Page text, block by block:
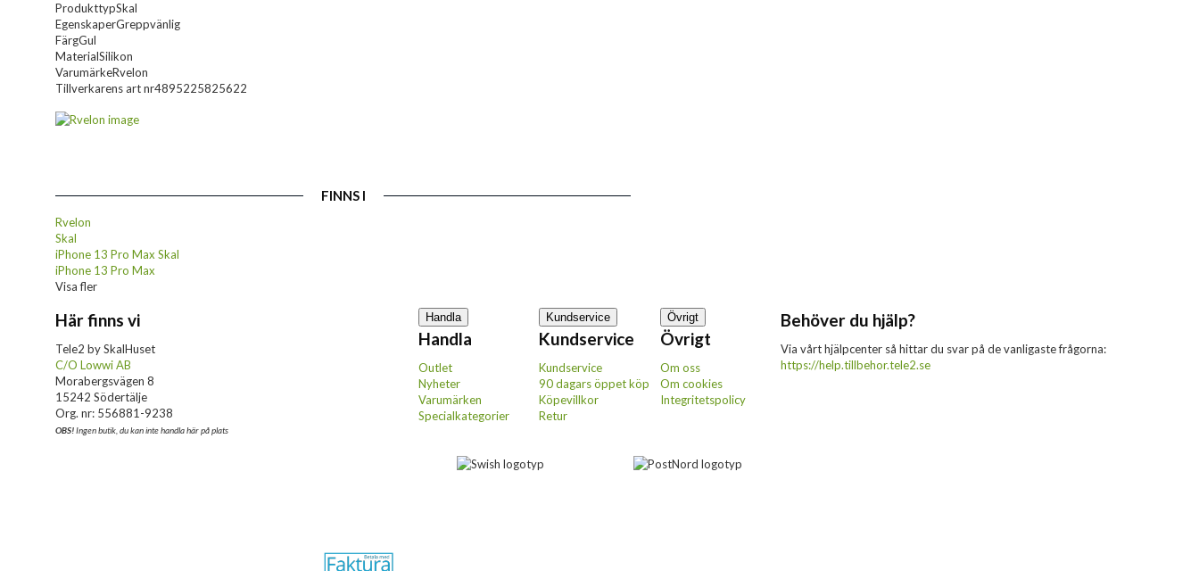
ProdukttypSkal
EgenskaperGreppvänlig
FärgGul
MaterialSilikon
VarumärkeRvelon
Tillverkarens art nr4895225825622
FINNS I
Rvelon
Skal
iPhone 13 Pro Max Skal
iPhone 13 Pro Max
Visa fler
Här finns vi
Tele2 by SkalHuset
C/O Lowwi AB
Morabergsvägen 8
15242 Södertälje
Org. nr: 556881-9238
OBS!Ingen butik, du kan inte handla här på plats
Handla
Handla
Outlet
Nyheter
Varumärken
Specialkategorier
Kundservice
Kundservice
Kundservice
90 dagars öppet köp
Köpevillkor
Retur
Övrigt
Övrigt
Om oss
Om cookies
Integritetspolicy
Behöver du hjälp?
Via vårt hjälpcenter så hittar du svar på de vanligaste frågorna:
https://help.tillbehor.tele2.se